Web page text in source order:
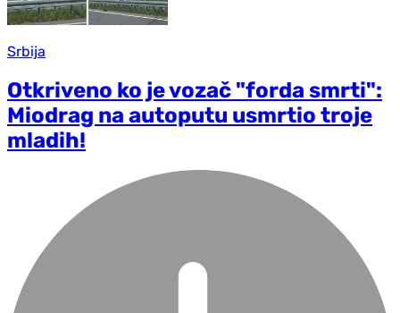
Srbija
Otkriveno ko je vozač "forda smrti":
Miodrag na autoputu usmrtio troje
mladih!